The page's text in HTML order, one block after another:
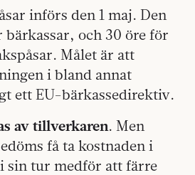
införs den 1 maj. Den
och 30 öre för
Målet är att
i bland annat
ett EU-bärkassedirektiv.
av tillverkaren. Men
få ta kostnaden i
sin tur medför att färre